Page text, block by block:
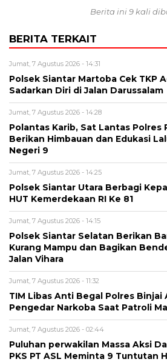
Berita ini 9 kali
BERITA TERKAIT
Jumat, 7 Agustus 2026 - 14:31
Polsek Siantar Martoba Cek TKP
Sadarkan Diri di Jalan Darussalam
Jumat, 7 Agustus 2026 - 14:28
Polantas Karib, Sat Lantas Polres
Berikan Himbauan dan Edukasi
Negeri 9
Jumat, 7 Agustus 2026 - 14:25
Polsek Siantar Utara Berbagi
HUT Kemerdekaan RI Ke 81
Jumat, 7 Agustus 2026 - 14:15
Polsek Siantar Selatan Berikan
Kurang Mampu dan Bagikan
Jalan Vihara
Jumat, 7 Agustus 2026 - 11:32
TIM Libas Anti Begal Polres Binjai
Pengedar Narkoba Saat Patroli
Jumat, 7 Agustus 2026 - 02:44
Puluhan perwakilan Massa Aksi
PKS PT ASL Meminta 9 Tuntutan